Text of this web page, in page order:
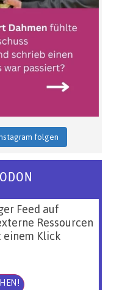
folgen
Feed auf
Ressourcen
Klick